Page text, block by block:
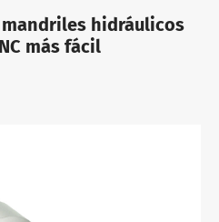
hidráulicos
más fácil